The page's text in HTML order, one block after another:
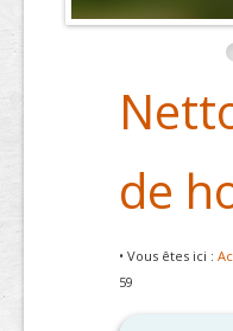
de
• Vous êtes ici :
59